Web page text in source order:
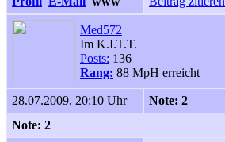
Med572
Im K.I.T.T.
Posts: 136
Rang: 88 MpH erreicht
28.07.2009, 20:10 Uhr
Note: 2
Note: 2